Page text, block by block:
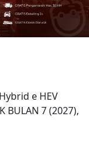
e HEV
BULAN 7 (2027),